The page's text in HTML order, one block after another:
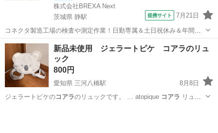
株式会社BREXA Next
茨城県 静駅
提携サイト 7月21日
コネクタ製造工場の検査や測定作業！日勤専属＆土日祝休み＆年間休
日128日★クリーンルーム内作業★マイカー通勤OK＆無料駐車場あり
★就業先食堂利用可！日払い制度あり！《茨城県常陸大宮市》 人気の
工場のお仕事 ◇コネクタ製造工...
茨城 常陸大宮市 静駅
新品未使用 ジェラートピケ コアラのリュ
ック
800円
愛知県 三河八橋駅
8月8日
ジェラートピケのコアラのリュックです。 … atopique コアラ リュッ